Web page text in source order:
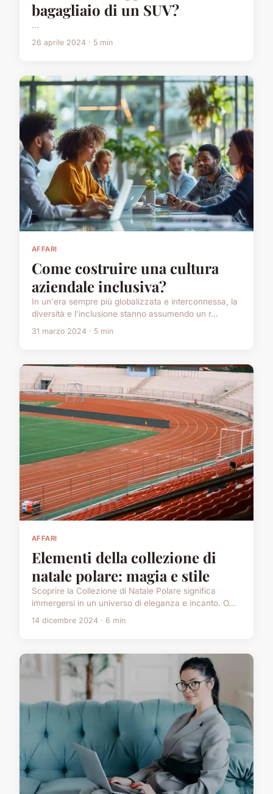
bagagliaio di un SUV?
...
26 aprile 2024 · 5 min
AFFARI
Come costruire una cultura
aziendale inclusiva?
In un'era sempre più globalizzata e interconnessa, la
diversità e l'inclusione stanno assumendo un r...
31 marzo 2024 · 5 min
AFFARI
Elementi della collezione di
natale polare: magia e stile
Scoprire la Collezione di Natale Polare significa
immergersi in un universo di eleganza e incanto. O...
14 dicembre 2024 · 6 min